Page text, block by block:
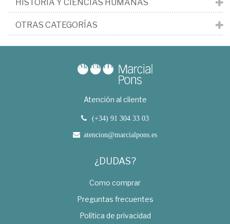
HISTORIA Y CIENCIAS HUMANAS
OTRAS CATEGORÍAS
Atención al cliente
(+34) 91 304 33 03
atencion@marcialpons.es
¿DUDAS?
Como comprar
Preguntas frecuentes
Política de privacidad